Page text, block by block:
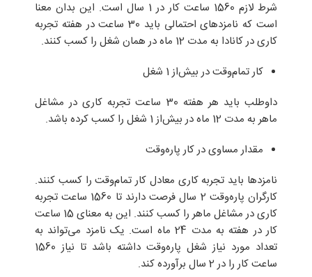
شرط لازم 1560 ساعت کار در 1 سال است. این بدان معنا
است که نامزدهای احتمالی باید 30 ساعت در هفته تجربه
کاری در کانادا به مدت 12 ماه در همان شغل را کسب کنند.
کار تمام‌وقت در بیش‌از 1 شغل
داوطلب باید هر هفته 30 ساعت تجربه کاری در مشاغل
ماهر به مدت 12 ماه در بیش‌از 1 شغل را کسب کرده باشد.
مقدار مساوی در کار پاره‌وقت
نامزدها باید تجربه کاری معادل کار تمام‌وقت را کسب کنند.
کارگران پاره‌وقت 2 سال فرصت دارند تا 1560 ساعت تجربه
کاری در مشاغل ماهر را کسب کنند. این به معنای 15 ساعت
کار در هفته به مدت 24 ماه است. یک نامزد می‌تواند به
تعداد مورد نیاز شغل پاره‌وقت داشته باشد تا نیاز 1560
ساعت کار را در 2 سال برآورده کند.